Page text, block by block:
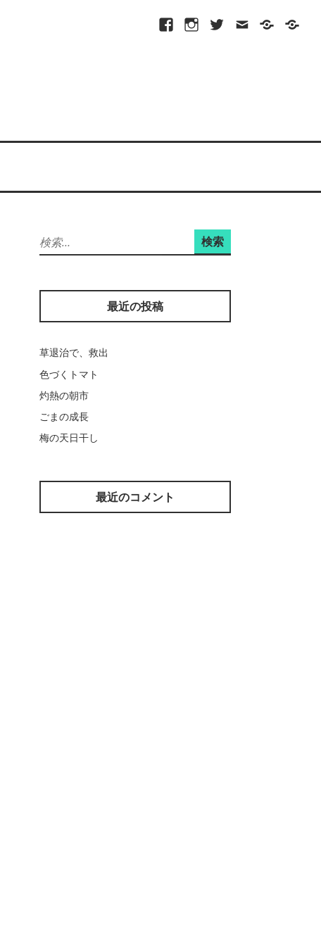
FacebookInstagramTwitter
メ
プ
ポ
シ
site-
検
索:
最近の投稿
草退治で、救出
色づくトマト
灼熱の朝市
ごまの成長
梅の天日干し
最近のコメント